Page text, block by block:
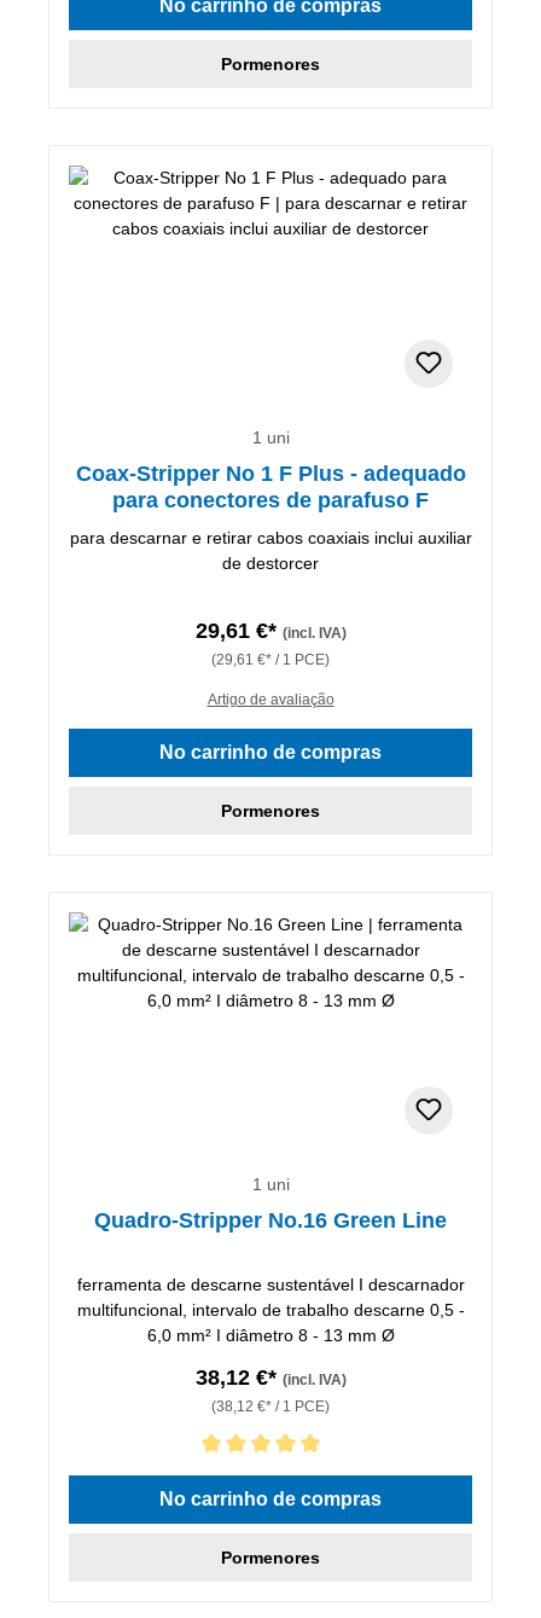
No carrinho de compras
Pormenores
1 uni
Coax-Stripper No 1 F Plus - adequado
para conectores de parafuso F
para descarnar e retirar cabos coaxiais inclui auxiliar
de destorcer
29,61 €* (incl. IVA)
(29,61 €* / 1 PCE)
Artigo de avaliação
No carrinho de compras
Pormenores
1 uni
Quadro-Stripper No.16 Green Line
ferramenta de descarne sustentável I descarnador
multifuncional, intervalo de trabalho descarne 0,5 -
6,0 mm² I diâmetro 8 - 13 mm Ø
38,12 €* (incl. IVA)
(38,12 €* / 1 PCE)
Classificação média de 5 de 5 estrelas
No carrinho de compras
Pormenores